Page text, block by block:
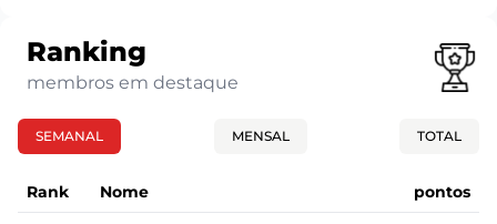
Ranking
membros em destaque
SEMANAL MENSAL TOTAL
Rank Nome pontos